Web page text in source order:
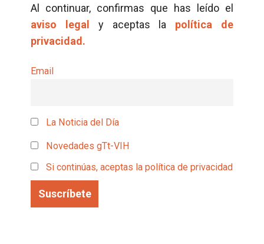
Al continuar, confirmas que has leído el
aviso legal
y aceptas la política de
privacidad.
Email
La Noticia del Día
Novedades gTt-VIH
Si continúas, aceptas la política de privacidad